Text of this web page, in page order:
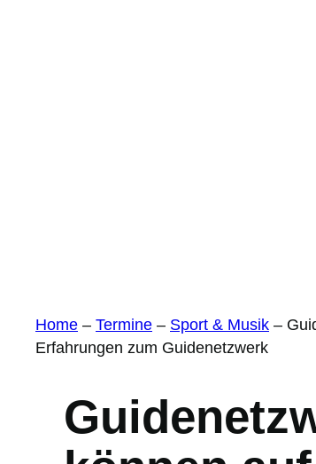
Home – Termine – Sport & Musik –
Erfahrungen zum Guidenetzwerk